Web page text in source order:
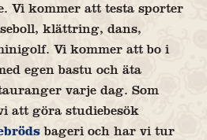
Vi kommer att testa sporter
klättring, dans,
Vi kommer att bo i
egen bastu och äta
varje dag. Som
att göra studiebesök
bageri och har vi tur